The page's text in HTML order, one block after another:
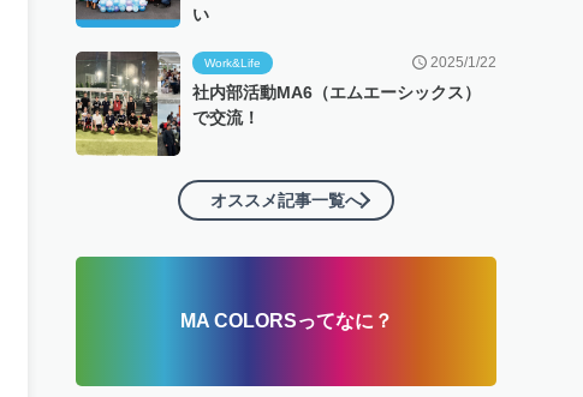
い
Work&Life 2025/1/22
社内部活動MA6（エムエーシックス）
で交流！
オススメ記事一覧へ
MA COLORSってなに？